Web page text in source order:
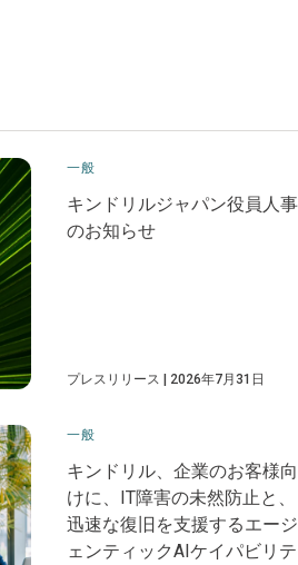
一般
キンドリルジャパン役員人事
のお知らせ
プレスリリース 2026年7月31日
一般
キンドリル、企業のお客様向
けに、IT障害の未然防止と、
迅速な復旧を支援するエージ
ェンティックAIケイパビリテ